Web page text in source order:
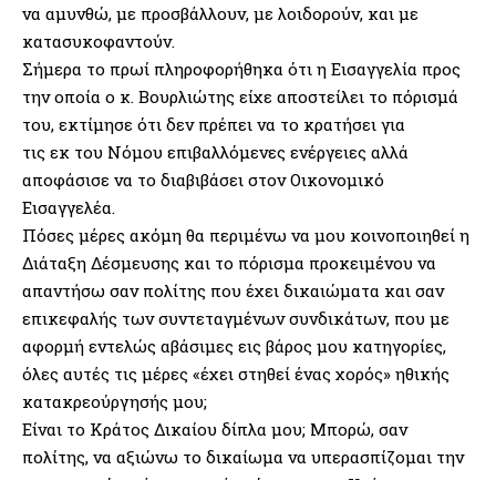
να αμυνθώ, με προσβάλλουν, με λοιδορούν, και με
κατασυκοφαντούν.
Σήμερα το πρωί πληροφορήθηκα ότι η Εισαγγελία προς
την οποία ο κ. Βουρλιώτης είχε αποστείλει το πόρισμά
του, εκτίμησε ότι δεν πρέπει να το κρατήσει για
τις εκ του Νόμου επιβαλλόμενες ενέργειες αλλά
αποφάσισε να το διαβιβάσει στον Οικονομικό
Εισαγγελέα.
Πόσες μέρες ακόμη θα περιμένω να μου κοινοποιηθεί η
Διάταξη Δέσμευσης και το πόρισμα προκειμένου να
απαντήσω σαν πολίτης που έχει δικαιώματα και σαν
επικεφαλής των συντεταγμένων συνδικάτων, που με
αφορμή εντελώς αβάσιμες εις βάρος μου κατηγορίες,
όλες αυτές τις μέρες «έχει στηθεί ένας χορός» ηθικής
κατακρεούργησής μου;
Είναι το Κράτος Δικαίου δίπλα μου; Μπορώ, σαν
πολίτης, να αξιώνω το δικαίωμα να υπερασπίζομαι την